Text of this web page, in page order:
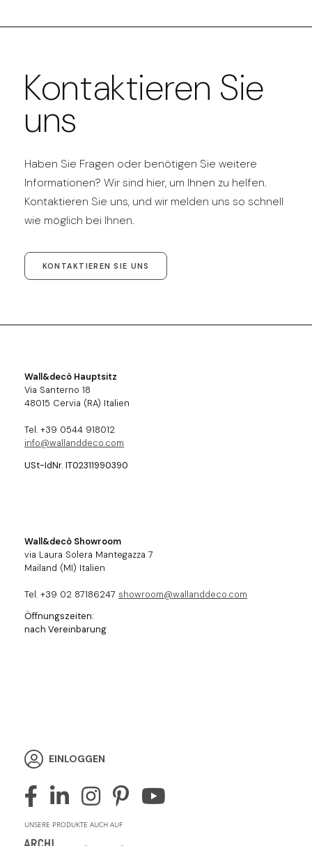
Kontaktieren Sie
uns
Haben Sie Fragen oder benötigen Sie weitere
Informationen? Wir sind hier, um Ihnen zu helfen.
Kontaktieren Sie uns, und wir melden uns so schnell
wie möglich bei Ihnen.
KONTAKTIEREN SIE UNS
Wall&decò Hauptsitz
Via Santerno 18
48015 Cervia (RA) Italien
Tel. +39 0544 918012
info@wallanddeco.com
USt-IdNr. IT02311990390
Wall&decò Showroom
via Laura Solera Mantegazza 7
Mailand (MI) Italien
Tel. +39 02 87186247 showroom@wallanddeco.com
Öffnungszeiten:
nach Vereinbarung
EINLOGGEN
UNSERE PRODUKTE AUCH AUF